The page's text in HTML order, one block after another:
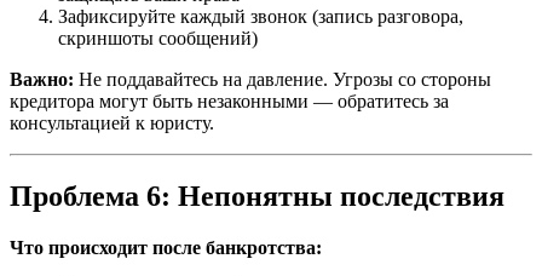
Зафиксируйте каждый звонок (запись разговора,
скриншоты сообщений)
Важно: Не поддавайтесь на давление. Угрозы со стороны
кредитора могут быть незаконными — обратитесь за
консультацией к юристу.
Проблема 6: Непонятны последствия
Что происходит после банкротства: